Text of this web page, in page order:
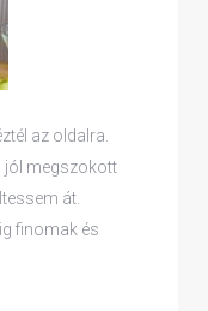
az oldalra.
jól megszokott
át.
finomak és